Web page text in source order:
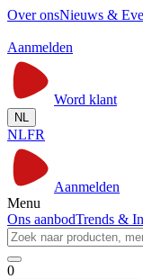
Over onsNieuws &
Aanmelden
Word klant
NL
NLFR
Aanmelden
Menu
Ons aanbodTrends &
0